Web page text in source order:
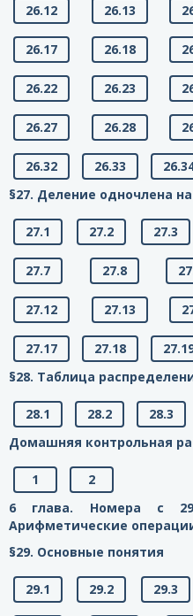
26.12 26.13
26.17 26.18
26.22 26.23
26.27 26.28
26.32 26.33
§27. Деление одночлена
27.1 27.2 27.3
27.7 27.8
27.12 27.13
27.17 27.18
§28. Таблица
28.1 28.2 28.3
Домашняя контрольная
1
2
6 глава. Номера с
Арифметические
§29. Основные понятия
29.1 29.2 29.3